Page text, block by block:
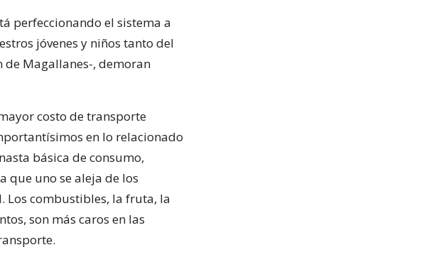
perfeccionando el sistema a
jóvenes y niños tanto del
de Magallanes-, demoran
costo de transporte
en lo relacionado
básica de consumo,
que uno se aleja de los
Los combustibles, la fruta, la
son más caros en las